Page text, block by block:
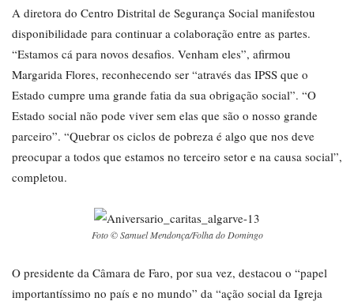
A diretora do Centro Distrital de Segurança Social manifestou
disponibilidade para continuar a colaboração entre as partes.
“Estamos cá para novos desafios. Venham eles”, afirmou
Margarida Flores, reconhecendo ser “através das IPSS que o
Estado cumpre uma grande fatia da sua obrigação social”. “O
Estado social não pode viver sem elas que são o nosso grande
parceiro”. “Quebrar os ciclos de pobreza é algo que nos deve
preocupar a todos que estamos no terceiro setor e na causa social”,
completou.
Foto © Samuel Mendonça/Folha do Domingo
O presidente da Câmara de Faro, por sua vez, destacou o “papel
importantíssimo no país e no mundo” da “ação social da Igreja